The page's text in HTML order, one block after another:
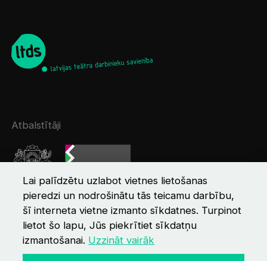
Atbalstītāji
Lai palīdzētu uzlabot vietnes lietošanas
pieredzi un nodrošinātu tās teicamu darbību,
šī interneta vietne izmanto sīkdatnes. Turpinot
lietot šo lapu, Jūs piekrītiet sīkdatņu
izmantošanai. Uzzināt vairāk